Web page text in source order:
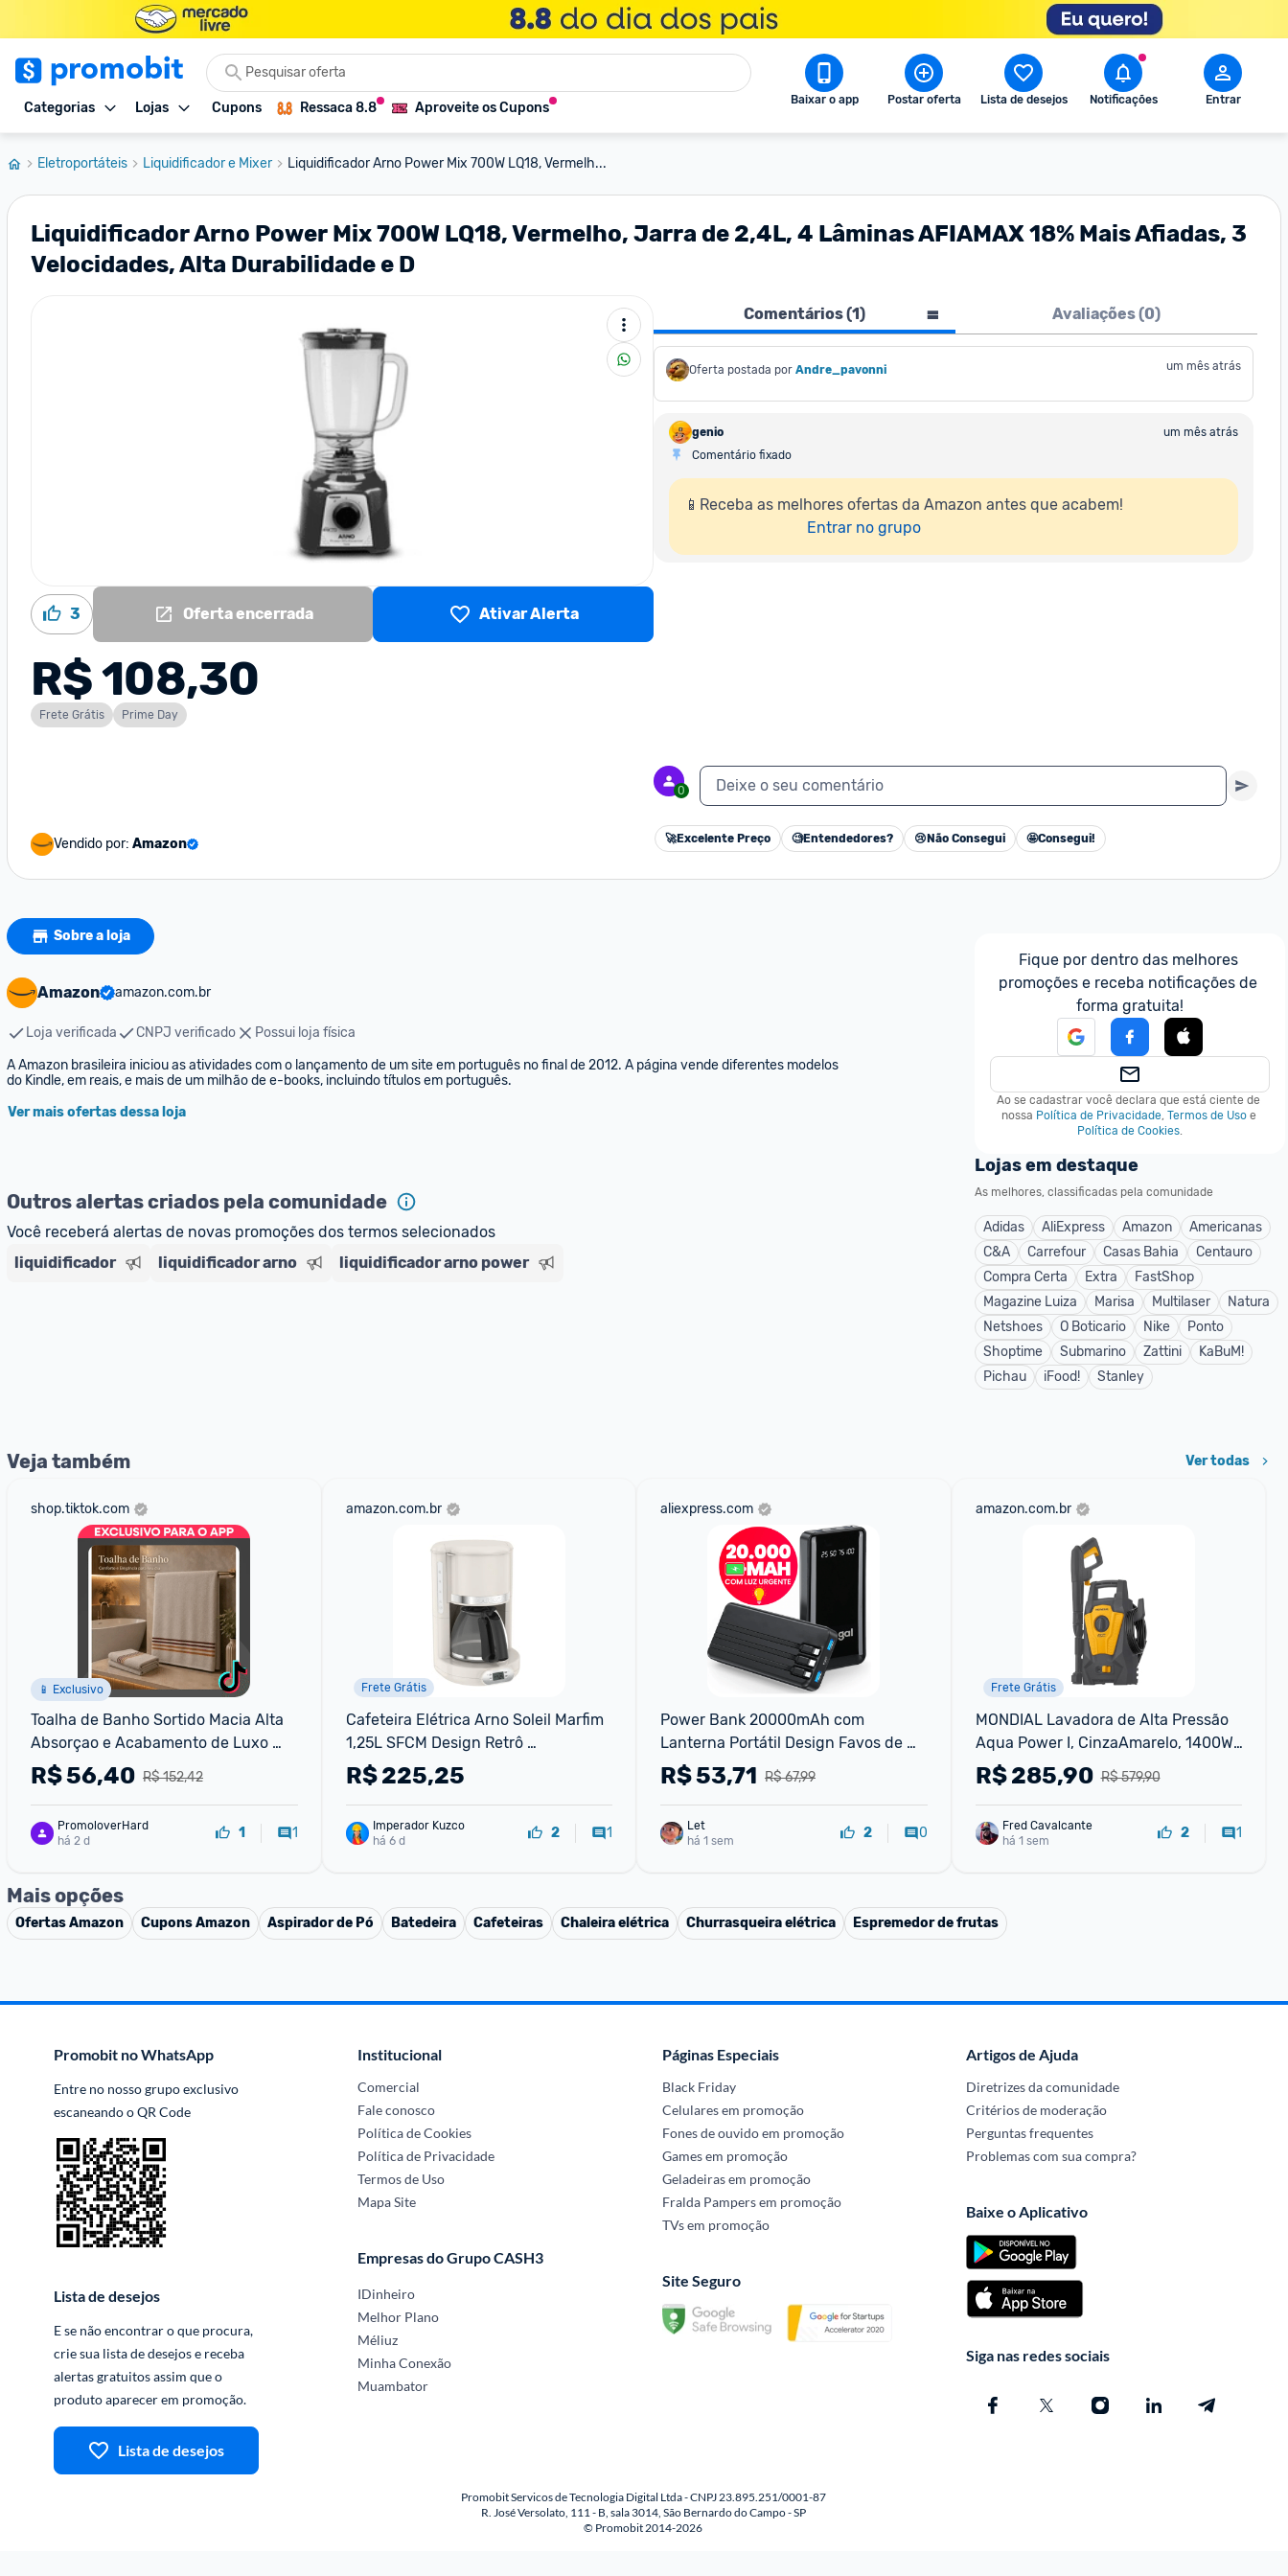
Categorias Lojas Cupons Ressaca 8.8 Aproveite os Cupons Baixar o app Postar oferta Lista de desejos Notificações Entrar
Eletroportáteis Liquidificador e Mixer Liquidificador Arno Power Mix 700W LQ18, Vermelh...
Liquidificador Arno Power Mix 700W LQ18, Vermelho, Jarra de 2,4L, 4 Lâminas AFIAMAX 18% Mais Afiadas, 3
Velocidades, Alta Durabilidade e D
3 Oferta encerrada Ativar Alerta
R$ 108,30
Frete Grátis Prime Day
Vendido por: Amazon
Comentários (1) Avaliações (0)
Oferta postada por Andre_pavonni um mês atrás
genio
um mês atrás
Comentário fixado
📱Receba as melhores ofertas da Amazon antes que acabem!
Entrar no grupo
0 Deixe o seu comentário
🚀Excelente Preço 🧐Entendedores? 😢 Não Consegui 🤩Consegui!
Sobre a loja
Amazon amazon.com.br
Loja verificada CNPJ verificado
Possui loja física
A Amazon brasileira iniciou as atividades com o lançamento de um site em português no final de 2012. A página vende diferentes modelos
do Kindle, em reais, e mais de um milhão de e-books, incluindo títulos em português.
Ver mais ofertas dessa loja
Outros alertas criados pela comunidade
Você receberá alertas de novas promoções dos termos selecionados
liquidificador
liquidificador arno liquidificador arno power
Fique por dentro das melhores
promoções e receba notificações de
forma gratuita!
Ao se cadastrar você declara que está ciente de
nossa Política de Privacidade, Termos de Uso e
Política de Cookies.
Lojas em destaque
As melhores, classificadas pela comunidade
Adidas AliExpress Amazon
Americanas
C&A
Carrefour Casas Bahia
Centauro
Compra Certa
Extra
FastShop
Magazine Luiza
Marisa Multilaser
Natura
Netshoes
O Boticario Nike
Ponto
Shoptime
Submarino Zattini
KaBuM!
Pichau
iFood! Stanley
Veja também Ver todas
shop.tiktok.com
📱 Exclusivo
Toalha de Banho Sortido Macia Alta
Absorçao e Acabamento de Luxo
Qualidade Durabilidade e Conforto
R$ 152,42
R$56,40
PromoloverHard
há 2 d
1 1
amazon.com.br
Frete Grátis
Cafeteira Elétrica Arno Soleil Marfim
1,25L SFCM Design Retrô
Programável Corta Pingos Jarra de
Vidro 110V
R$225,25
Imperador Kuzco
há 6 d
2 1
aliexpress.com
Power Bank 20000mAh com
Lanterna Portátil Design Favos de
Mel Bateria Externa Alta
R$ 67,99
R$53,71
Let
há 1 sem
2 0
amazon.com.br
Frete Grátis
MONDIAL Lavadora de Alta Pressão
Aqua Power I, CinzaAmarelo, 1400W,
220V - LAP-01-GY
R$ 579,90
R$285,90
Fred Cavalcante
há 1 sem
2 1
Mais opções
OfertasAmazon CuponsAmazon Aspirador de Pó Batedeira Cafeteiras Chaleira elétrica Churrasqueira elétrica Espremedor de frutas
Promobit no WhatsApp
Entre no nosso grupo exclusivo
escaneando o QR Code
Lista de desejos
E se não encontrar o que procura,
crie sua lista de desejos e receba
alertas gratuitos assim que o
produto aparecer em promoção.
Lista de desejos
Institucional
Comercial
Fale conosco
Política de Cookies
Política de Privacidade
Termos de Uso
Mapa Site
Empresas do Grupo CASH3
IDinheiro
Melhor Plano
Méliuz
Minha Conexão
Muambator
Páginas Especiais
Black Friday
Celulares em promoção
Fones de ouvido em promoção
Games em promoção
Geladeiras em promoção
Fralda Pampers em promoção
TVs em promoção
Site Seguro
Artigos de Ajuda
Diretrizes da comunidade
Critérios de moderação
Perguntas frequentes
Problemas com sua compra?
Baixe o Aplicativo
Siga nas redes sociais
Promobit Servicos de Tecnologia Digital Ltda - CNPJ 23.895.251/0001-87
R. José Versolato, 111 - B, sala 3014, São Bernardo do Campo - SP
© Promobit 2014-2026